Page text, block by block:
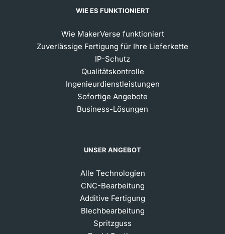
WIE ES FUNKTIONIERT
Wie MakerVerse funktioniert
Zuverlässige Fertigung für Ihre Lieferkette
IP-Schutz
Qualitätskontrolle
Ingenieurdienstleistungen
Sofortige Angebote
Business-Lösungen
UNSER ANGEBOT
Alle Technologien
CNC-Bearbeitung
Additive Fertigung
Blechbearbeitung
Spritzguss